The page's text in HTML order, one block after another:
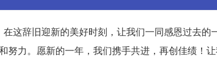
这辞旧迎新的美好时刻，让我们一同感恩过去
努力。愿新的一年，我们携手共进，再创佳绩！